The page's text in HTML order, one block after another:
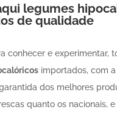
legumes
de qualidade
conhecer e experimentar,
importados, com a
dos melhores
quanto os nacionais,